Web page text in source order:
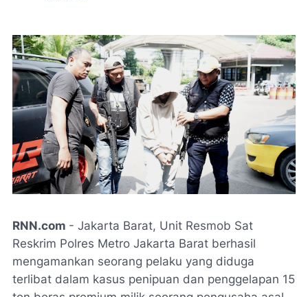
RNN.com - Jakarta Barat, Unit Resmob Sat
Reskrim Polres Metro Jakarta Barat berhasil
mengamankan seorang pelaku yang diduga
terlibat dalam kasus penipuan dan penggelapan 15